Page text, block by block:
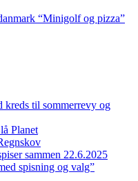
“Minigolf og pizza”
kreds til sommerrevy og
Planet
sammen 22.6.2025
spisning og valg”